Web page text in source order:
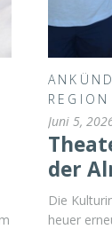
REGION
Juni 5,
der
Die
heuer